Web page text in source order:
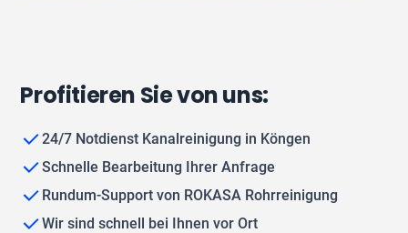
Profitieren Sie von uns:
24/7 Notdienst Kanalreinigung in Köngen
Schnelle Bearbeitung Ihrer Anfrage
Rundum-Support von ROKASA Rohrreinigung
Wir sind schnell bei Ihnen vor Ort